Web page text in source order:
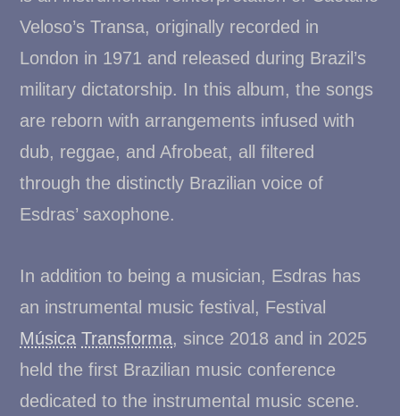
Veloso’s Transa, originally recorded in
London in 1971 and released during Brazil’s
military dictatorship. In this album, the songs
are reborn with arrangements infused with
dub, reggae, and Afrobeat, all filtered
through the distinctly Brazilian voice of
Esdras’ saxophone.
In addition to being a musician, Esdras has
an instrumental music festival, Festival
Música Transforma, since 2018 and in 2025
held the first Brazilian music conference
dedicated to the instrumental music scene.